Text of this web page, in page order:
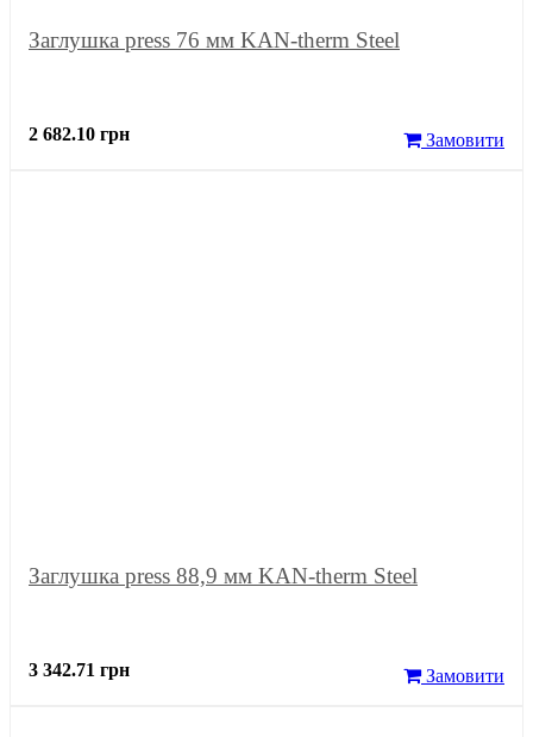
Заглушка press 76 мм KAN-therm Steel
2 682.10 грн Замовити
Заглушка press 88,9 мм KAN-therm Steel
3 342.71 грн Замовити